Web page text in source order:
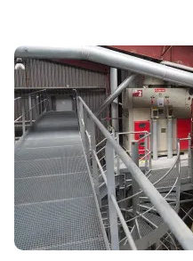
Nettoyer ses
indispensable pour
insectes
Le nettoyage des
refroidissement des grains
27 JUIN 2024